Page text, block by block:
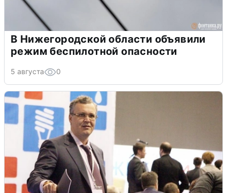
В Нижегородской области объявили
режим беспилотной опасности
5 августа 0